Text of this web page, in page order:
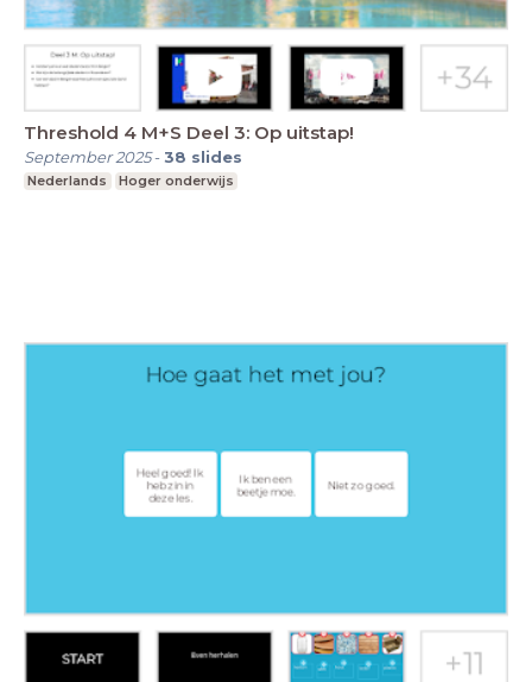
Threshold 4 M+S Deel 3: Op uitstap!
September 2025-38 slides
Nederlands Hoger onderwijs